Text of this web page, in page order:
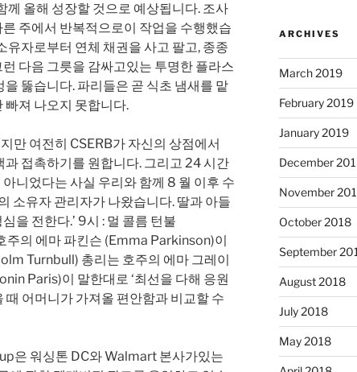
께 올해 성장할 것으로 예상됩니다. 조사
주에서 반복적으로이 작업을 수행했습
유자로부터 연체 채권을 사고 팔고, 종종
다음 그릇을 감싸고있는 투명한 플라스
뚫습니다. 파리들은 곧 식초 냄새를 맡
빠져 나오지 못합니다.
만 여전히 CSERB가 자신의 상점에서
접촉하기를 원합니다. 그리고 24 시간
니었다는 사실 우리와 함께 8 월 이후 수
소유자 관리자가 나왔습니다. 딸과 아들
을 전한다.’ 9시 : 멀 콜름 턴불
의 에마 파킨슨 (Emma Parkinson)이
Turnbull) 총리는 호주의 에마 그레이
Paris)이 말한대로 ‘최선을 다해 응원
때 어머니가 가져올 편안함과 비교할 수
은 워싱톤 DC와 Walmart 본사가있는
ARCHIVES
March 2019
February 2019
January 2019
December
November
October 2018
September
August 2018
July 2018
May 2018